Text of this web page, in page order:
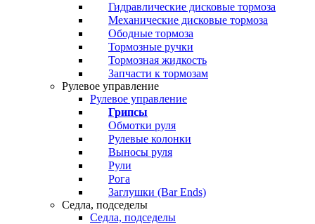
Гидравлические дисковые тормоза
Механические дисковые тормоза
Ободные тормоза
Тормозные ручки
Тормозная жидкость
Запчасти к тормозам
Рулевое управление
Рулевое управление
Грипсы
Обмотки руля
Рулевые колонки
Выносы руля
Рули
Рога
Заглушки (Bar Ends)
Седла, подседелы
Седла, подседелы